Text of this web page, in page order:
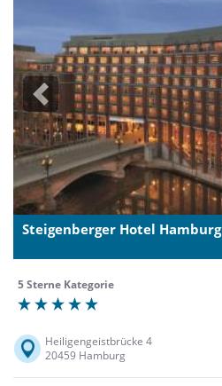
Previous
Steigenberger Hotel Hamburg
5 Sterne Kategorie
Heiligengeistbrücke 4
20459 Hamburg